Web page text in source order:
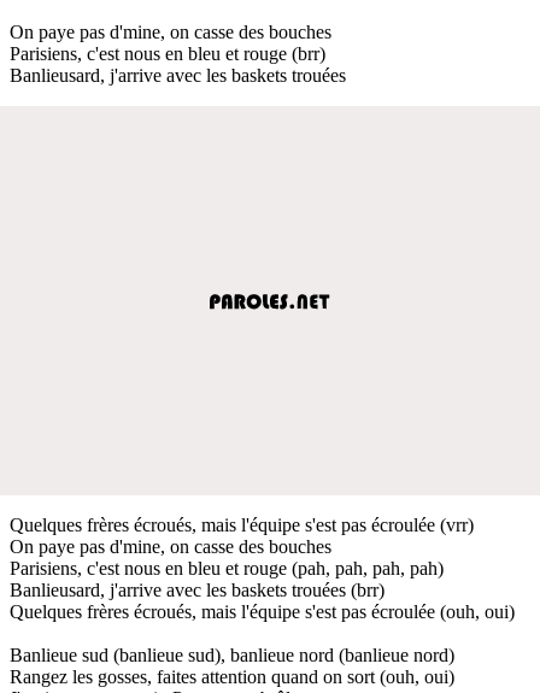
On paye pas d'mine, on casse des bouches
Parisiens, c'est nous en bleu et rouge (brr)
Banlieusard, j'arrive avec les baskets trouées
Quelques frères écroués, mais l'équipe s'est pas écroulée (vrr)
On paye pas d'mine, on casse des bouches
Parisiens, c'est nous en bleu et rouge (pah, pah, pah, pah)
Banlieusard, j'arrive avec les baskets trouées (brr)
Quelques frères écroués, mais l'équipe s'est pas écroulée (ouh, oui)
Banlieue sud (banlieue sud), banlieue nord (banlieue nord)
Rangez les gosses, faites attention quand on sort (ouh, oui)